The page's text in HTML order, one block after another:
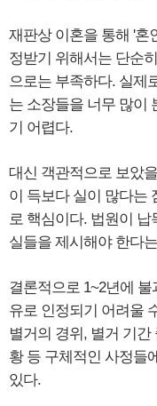
재판상 이혼을 통해 '혼
정받기 위해서는 단순
으로는 부족하다. 실제
는 소장들을 너무 많이
기 어렵다.
대신 객관적으로 보았
이 득보다 실이 많다는
로 핵심이다. 법원이
실들을 제시해야 한다
결론적으로 1~2년에
유로 인정되기 어려울
별거의 경위, 별거 기
황 등 구체적인 사정들
있다.